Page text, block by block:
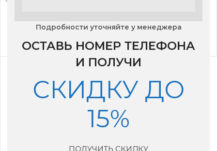
Подробности уточняйте у менеджера
ОСТАВЬ НОМЕР ТЕЛЕФОНА
И ПОЛУЧИ
СКИДКУ ДО
15%
ПОЛУЧИТЬ СКИДКУ
Clima RC-GL22HN
29,590₽ 31,390₽